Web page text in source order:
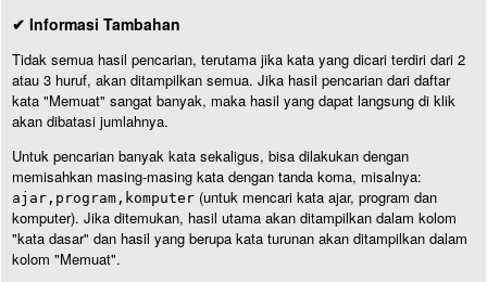
✔ Informasi Tambahan
Tidak semua hasil pencarian, terutama jika kata yang dicari terdiri dari 2
atau 3 huruf, akan ditampilkan semua. Jika hasil pencarian dari daftar
kata "Memuat" sangat banyak, maka hasil yang dapat langsung di klik
akan dibatasi jumlahnya.
Untuk pencarian banyak kata sekaligus, bisa dilakukan dengan
memisahkan masing-masing kata dengan tanda koma, misalnya:
ajar,program,komputer (untuk mencari kata ajar, program dan
komputer). Jika ditemukan, hasil utama akan ditampilkan dalam kolom
"kata dasar" dan hasil yang berupa kata turunan akan ditampilkan dalam
kolom "Memuat".